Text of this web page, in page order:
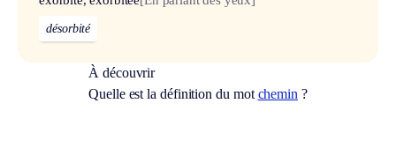
désorbité
À découvrir
Quelle est la définition du mot chemin ?